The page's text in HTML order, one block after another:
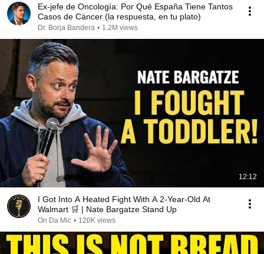
Ex-jefe de Oncología: Por Qué España Tiene Tantos
Casos de Cáncer (la respuesta, en tu plato)
Dr. Borja Bandera • 1.2M views
12:12
I Got Into A Heated Fight With A 2-Year-Old At
Walmart 🛒 | Nate Bargatze Stand Up
On Da Mic • 120K views